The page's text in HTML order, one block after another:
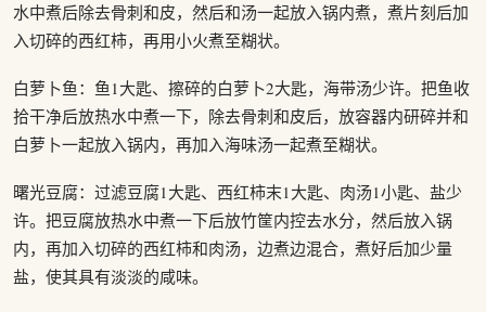
水中煮后除去骨刺和皮，然后和汤一起放入锅内煮，煮片刻后加
入切碎的西红柿，再用小火煮至糊状。
白萝卜鱼：鱼1大匙、擦碎的白萝卜2大匙，海带汤少许。把鱼收
拾干净后放热水中煮一下，除去骨刺和皮后，放容器内研碎并和
白萝卜一起放入锅内，再加入海味汤一起煮至糊状。
曙光豆腐：过滤豆腐1大匙、西红柿末1大匙、肉汤1小匙、盐少
许。把豆腐放热水中煮一下后放竹筐内控去水分，然后放入锅
内，再加入切碎的西红柿和肉汤，边煮边混合，煮好后加少量
盐，使其具有淡淡的咸味。